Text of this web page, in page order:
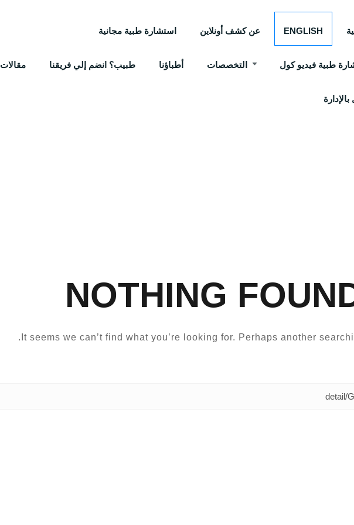
ENGLISH عن كشف أونلاين استشارة طبية مجانية
طبية فيديو كول التخصصات أطباؤنا طبيب؟ انضم إلي فريقنا مقالات
NOTHING
It seems we can’t find what you’re looking for. Perhaps another